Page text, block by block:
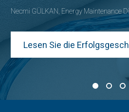
Necmi GÜLKAN, Energy Maintenance
Lesen Sie die